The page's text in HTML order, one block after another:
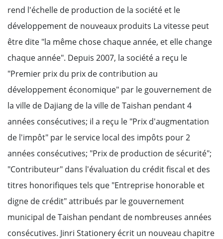
rend l'échelle de production de la société et le
développement de nouveaux produits La vitesse peut
être dite "la même chose chaque année, et elle change
chaque année". Depuis 2007, la société a reçu le
"Premier prix du prix de contribution au
développement économique" par le gouvernement de
la ville de Dajiang de la ville de Taishan pendant 4
années consécutives; il a reçu le "Prix d'augmentation
de l'impôt" par le service local des impôts pour 2
années consécutives; "Prix de production de sécurité";
"Contributeur" dans l'évaluation du crédit fiscal et des
titres honorifiques tels que "Entreprise honorable et
digne de crédit" attribués par le gouvernement
municipal de Taishan pendant de nombreuses années
consécutives. Jinri Stationery écrit un nouveau chapitre